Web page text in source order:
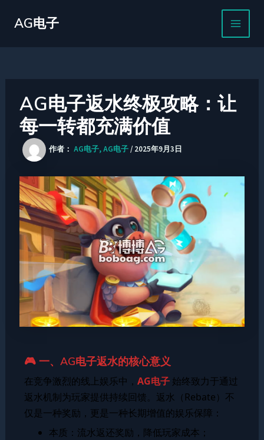
AG电子
MAIN
MENU
AG电子返水终极攻略：让
每一转都充满价值
作者： AG电子, AG电子/ 2025年9月3日
🎮 一、AG电子返水的核心意义
在竞争激烈的线上娱乐中， AG电子始终致力于通过
返水机制为玩家提供持续回馈。返水（Rebate）不
仅是一种奖励，更是一种长期增值的娱乐保障：
本质：流水返还奖励，降低玩家成本；